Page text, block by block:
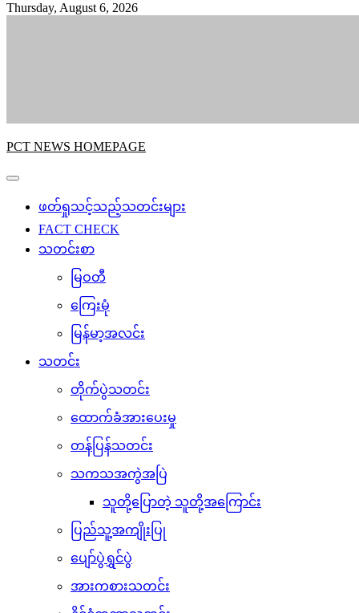
Thursday, August 6, 2026
PCT NEWS HOMEPAGE
ဖတ်ရှုသင့်သည့်သတင်းများ
FACT CHECK
သတင်းစာ
မြဝတီ
ကြေးမုံ
မြန်မာ့အလင်း
သတင်း
တိုက်ပွဲသတင်း
ထောက်ခံအားပေးမှု
တန်ပြန်သတင်း
သကသအကွဲအပြဲ
သူတို့ပြောတဲ့ သူတို့အကြောင်း
ပြည်သူ့အကျိုးပြု
ပျော်ပွဲရွှင်ပွဲ
အားကစားသတင်း